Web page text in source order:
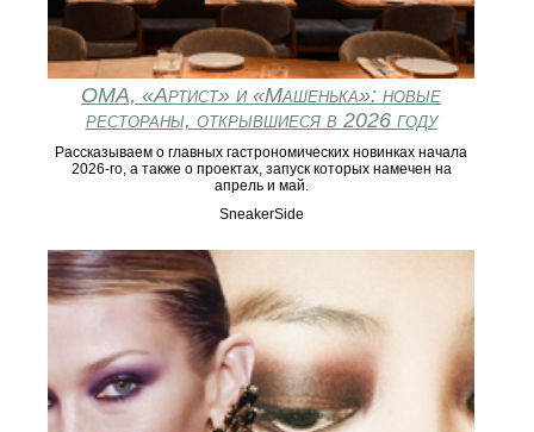
ОМА, «Артист» и «Машенька»: новые
рестораны, открывшиеся в 2026 году
Рассказываем о главных гастрономических новинках начала
2026-го, а также о проектах, запуск которых намечен на
апрель и май.
SneakerSide